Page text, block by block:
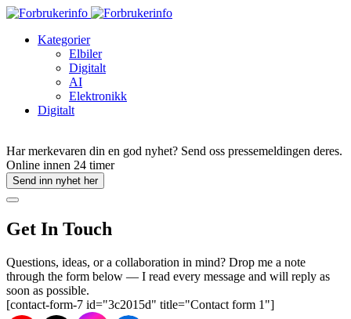
Kategorier
Elbiler
Digitalt
AI
Elektronikk
Digitalt
Har merkevaren din en god nyhet? Send oss pressemeldingen deres.
Online innen 24 timer
Send inn nyhet her
Get In Touch
Questions, ideas, or a collaboration in mind? Drop me a note
through the form below — I read every message and will reply as
soon as possible.
[contact-form-7 id="3c2015d" title="Contact form 1"]